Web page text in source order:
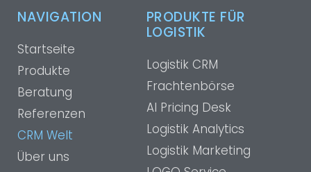
NAVIGATION
Startseite
Produkte
Beratung
Referenzen
CRM Welt
Über uns
PRODUKTE FÜR
LOGISTIK
Logistik CRM
Frachtenbörse
AI Pricing Desk
Logistik Analytics
Logistik Marketing